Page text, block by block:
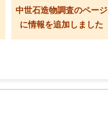
中世石造物調査のページ
に情報を追加しました